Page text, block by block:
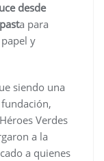
desde
a para
y
siendo una
Verdes
a la
a quienes